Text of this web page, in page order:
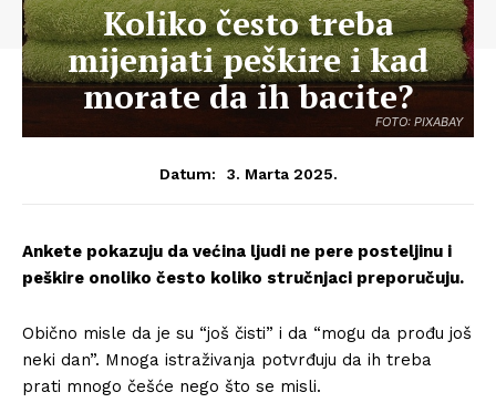
FOTO: PIXABAY
Koliko često treba
mijenjati peškire i kad
morate da ih bacite?
Datum: 3. Marta 2025.
Ankete pokazuju da većina ljudi ne pere posteljinu i
peškire onoliko često koliko stručnjaci preporučuju.
Obično misle da je su “još čisti” i da “mogu da prođu još
neki dan”. Mnoga istraživanja potvrđuju da ih treba
prati mnogo češće nego što se misli.